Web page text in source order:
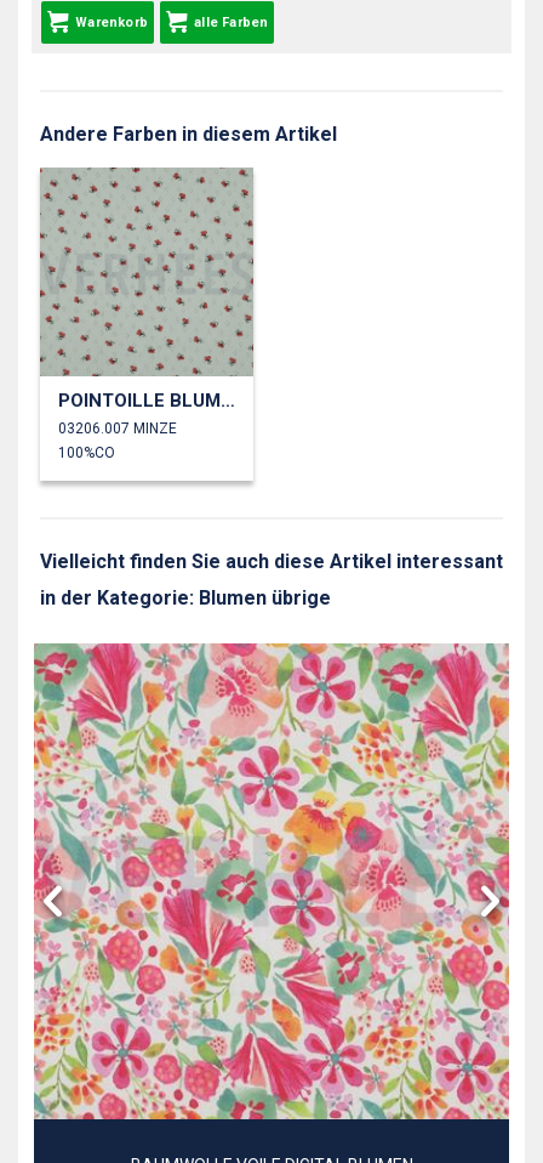
Warenkorb alle Farben
Andere Farben in diesem Artikel
POINTOILLE BLUMEN
03206.007 MINZE
100%CO
Vielleicht finden Sie auch diese Artikel interessant
in der Kategorie: Blumen übrige